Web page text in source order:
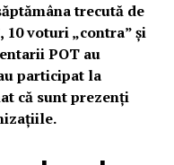
trecută de
10 voturi „contra” și
POT au
participat la
că sunt prezenți